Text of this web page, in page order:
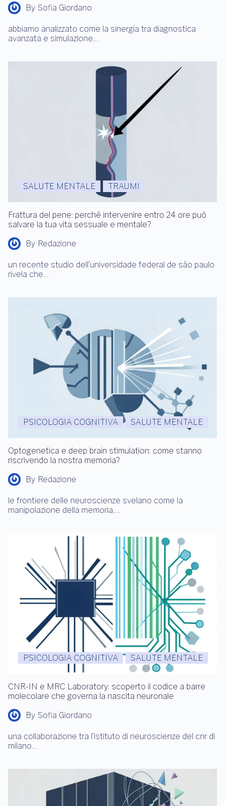
By Sofia Giordano
abbiamo analizzato come la sinergia tra diagnostica
avanzata e simulazione…
SALUTE MENTALE TRAUMI
Frattura del pene: perché intervenire entro 24 ore può
salvare la tua vita sessuale e mentale?
By Redazione
un recente studio dell’universidade federal de são paulo
rivela che…
PSICOLOGIA COGNITIVA SALUTE MENTALE
Optogenetica e deep brain stimulation: come stanno
riscrivendo la nostra memoria?
By Redazione
le frontiere delle neuroscienze svelano come la
manipolazione della memoria,…
PSICOLOGIA COGNITIVA SALUTE MENTALE
CNR-IN e MRC Laboratory: scoperto il codice a barre
molecolare che governa la nascita neuronale
By Sofia Giordano
una collaborazione tra l’istituto di neuroscienze del cnr di
milano…